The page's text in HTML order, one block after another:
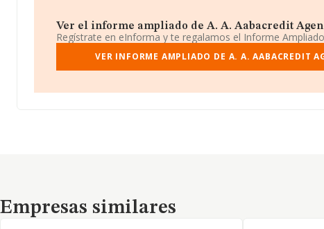
Ver el informe ampliado de A. A. Aabacredit
Regístrate en eInforma y te regalamos el Informe
VER INFORME AMPLIADO DE A. A. AABACREDIT
Empresas similares
Empresas similares